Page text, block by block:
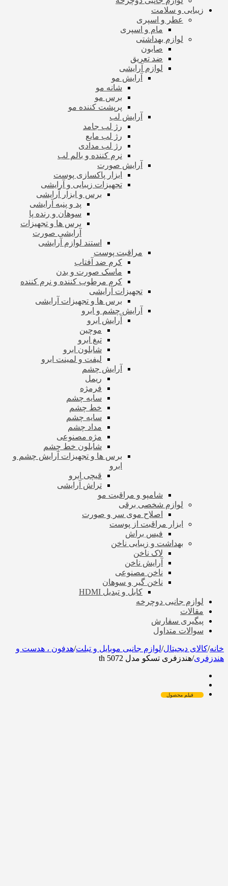
زیبایی و سلامت
عطر و اسپری
مام و اسپری
لوازم بهداشتی
صابون
ضد تعریق
لوازم آرایشی
آرایش مو
شانه مو
برس مو
پرپشت کننده مو
آرایش لب
رژ لب جامد
رژ لب مایع
رژ لب مدادی
نرم کننده و بالم لب
آرایش صورت
ابزار پاکسازی پوست
تجهیزات زیبایی و آرایشی
برس و ابزار آرایشی
پد و پنبه آرایشی
سوهان و رنده پا
برس ها و تجهیزات
آرایشی صورت
استند لوازم آرایشی
مراقبت پوست
کرم ضد آفتاب
ماسک صورت و بدن
کرم مرطوب کننده و نرم کننده
تجهیزات آرایشی
برس ها و تجهیزات آرایشی
آرایش چشم و ابرو
آرایش ابرو
موچین
تیغ ابرو
شابلون ابرو
لیفت و لمینت ابرو
آرایش چشم
ریمل
فرمژه
سایه چشم
خط چشم
سایه چشم
مداد چشم
مژه مصنوعی
شابلون خط چشم
برس ها و تجهیزات آرایش چشم و
ابرو
قیچی ابرو
تراش آرایشی
شامپو و مراقبت مو
لوازم شخصی برقی
اصلاح موی سر و صورت
ابزار مراقبت از پوست
فیس براش
بهداشت و زیبایی ناخن
لاک ناخن
آرایش ناخن
ناخن مصنوعی
ناخن گیر و سوهان
کابل و تبدیل HDMI
لوازم جانبی دوچرخه
مقالات
پیگیری سفارش
سوالات متداول
خانه/کالای دیجیتال/لوازم جانبی موبایل و تبلت/هدفون ، هدست و
هندزفری/هندزفری تسکو مدل th 5072
فیلم محصول